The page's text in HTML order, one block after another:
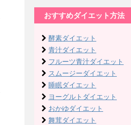
おすすめダイエット方法
酵素ダイエット
青汁ダイエット
フルーツ青汁ダイエット
スムージーダイエット
睡眠ダイエット
ヨーグルトダイエット
おかゆダイエット
舞茸ダイエット